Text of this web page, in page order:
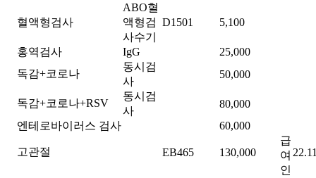
혈액형검사
ABO혈
액형검
사수기
D1501 5,100
홍역검사 IgG
25,000
독감+코로나
동시검
사
50,000
독감+코로나+RSV
동시검
사
80,000
엔테로바이러스 검사
60,000
고관절 EB465 130,000
급
여
인